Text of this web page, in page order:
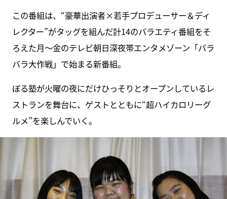
この番組は、“豪華出演者×若手プロデューサー＆ディ
レクター”がタッグを組んだ計14のバラエティ番組をそ
ろえた月～金のテレビ朝日深夜帯エンタメゾーン「バラ
バラ大作戦」で始まる新番組。
ぼる塾が火曜の夜にだけひっそりとオープンしているレ
ストランを舞台に、ゲストとともに“超ハイカロリーグ
ルメ”を楽しんでいく。